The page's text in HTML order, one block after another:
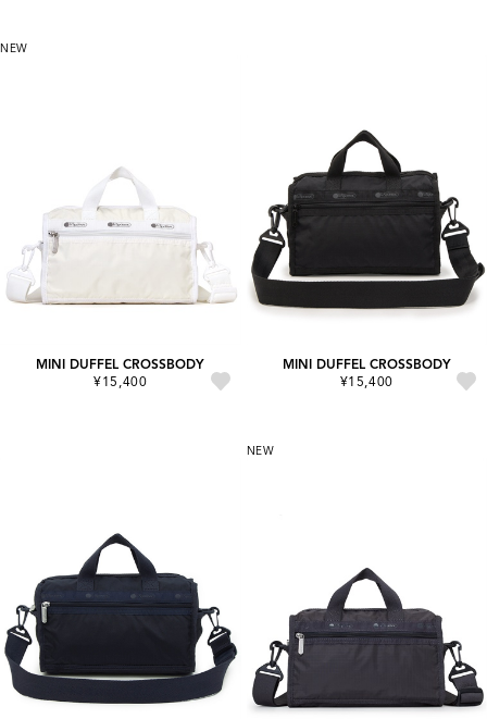
NEW
MINI DUFFEL CROSSBODY
¥15,400
MINI DUFFEL CROSSBODY
¥15,400
NEW